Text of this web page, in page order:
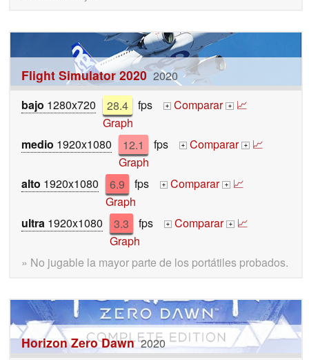
Flight Simulator 2020 2020
bajo 1280x720 28.4 fps + Comparar + 📈
Graph
medio 1920x1080 12.1 fps + Comparar + 📈
Graph
alto 1920x1080 6.9 fps + Comparar + 📈
Graph
ultra 1920x1080 3.3 fps + Comparar + 📈
Graph
» No jugable la mayor parte de los portátiles probados.
Horizon Zero Dawn 2020